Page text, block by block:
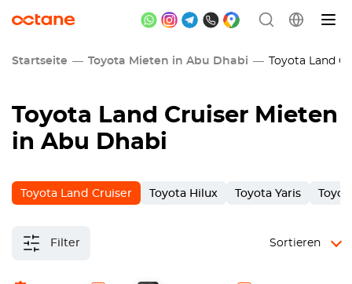
Startseite Toyota Mieten in Abu Dhabi Toyota Land
Toyota Land Cruiser Mieten
in Abu Dhabi
Toyota Land Cruiser Toyota Hilux Toyota Yaris
Filter Sortieren